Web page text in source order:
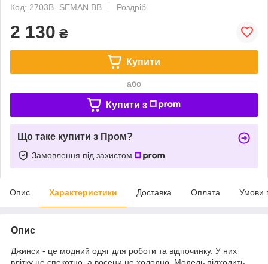
Код: 2703B- SEMAN BB
Роздріб
2 130 ₴
Купити
або
Купити з
Що таке купити з Пром?
Замовлення під захистом
Опис Характеристики Доставка Оплата Умови
Опис
Джинси - це модний одяг для роботи та відпочинку. У них
влітку не спекотно, а восени не холодно. Модель підходить